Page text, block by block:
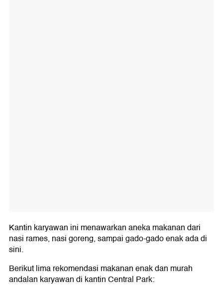
Kantin karyawan ini menawarkan aneka makanan dari
nasi rames, nasi goreng, sampai gado-gado enak ada di
sini.
Berikut lima rekomendasi makanan enak dan murah
andalan karyawan di kantin Central Park: